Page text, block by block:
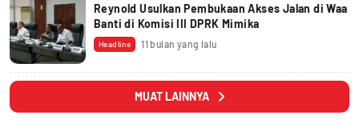
Reynold Usulkan Pembukaan Akses Jalan di Waa
Banti di Komisi III DPRK Mimika
Headline 11 bulan yang lalu
MUAT LAINNYA